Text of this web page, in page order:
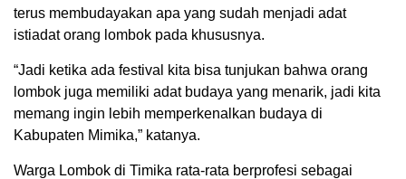
terus membudayakan apa yang sudah menjadi adat
istiadat orang lombok pada khususnya.
“Jadi ketika ada festival kita bisa tunjukan bahwa orang
lombok juga memiliki adat budaya yang menarik, jadi kita
memang ingin lebih memperkenalkan budaya di
Kabupaten Mimika,” katanya.
Warga Lombok di Timika rata-rata berprofesi sebagai